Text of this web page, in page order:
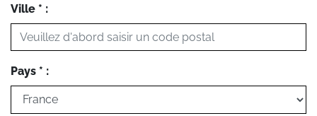
Ville * :
Pays * :